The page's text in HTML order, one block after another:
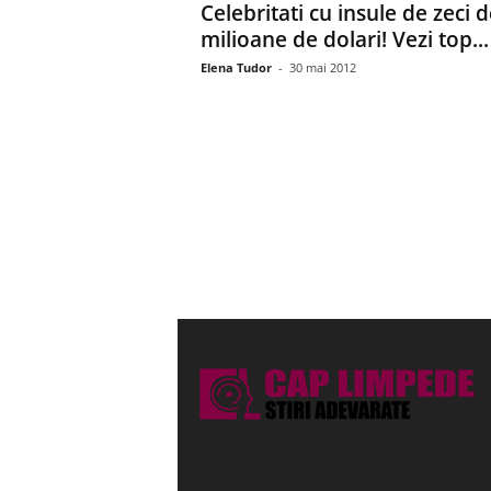
Celebritati cu insule de zeci
milioane de dolari! Vezi top...
Elena Tudor - 30 mai 2012